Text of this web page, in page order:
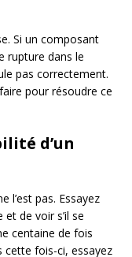
Si un composant
rupture dans le
pas correctement.
pour résoudre ce
d’un
l’est pas. Essayez
de voir s’il se
centaine de fois
cette fois-ci, essayez